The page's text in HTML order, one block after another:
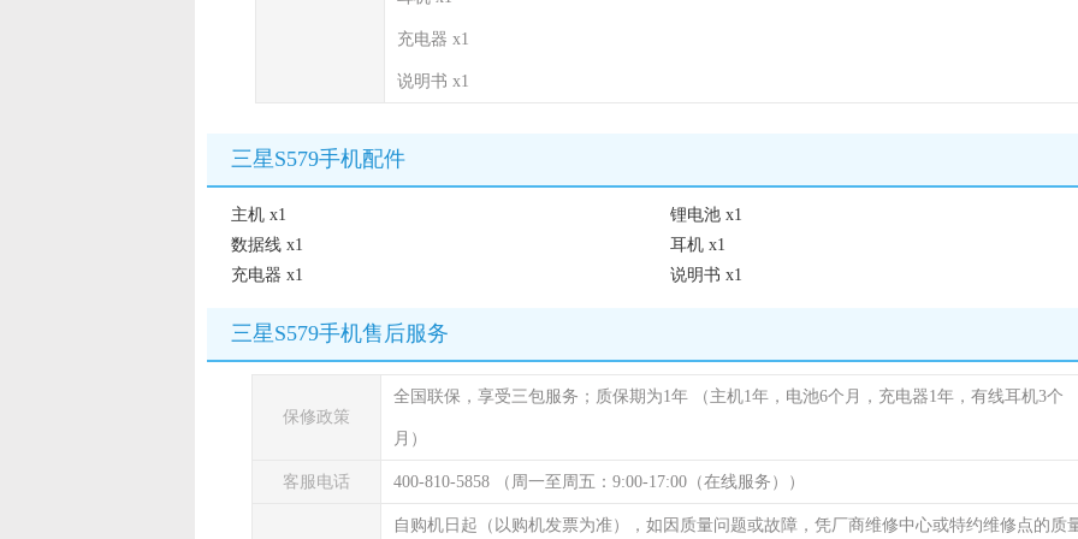
充电器 x1
说明书 x1
三星S579手机配件
主机 x1
锂电池 x1
数据线 x1
耳机 x1
充电器 x1
说明书 x1
三星S579手机售后服务
保修政策
全国联保，享受三包服务；质保期为1年 （主机1年，电池6个月，充电器1年，有线耳机3个
月）
客服电话 400-810-5858 （周一至周五：9:00-17:00（在线服务））
自购机日起（以购机发票为准），如因质量问题或故障，凭厂商维修中心或特约维修点的质